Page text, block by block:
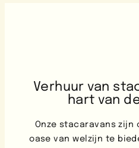
Verhuur van
hart van
Onze stacaravans zijn
oase van welzijn te